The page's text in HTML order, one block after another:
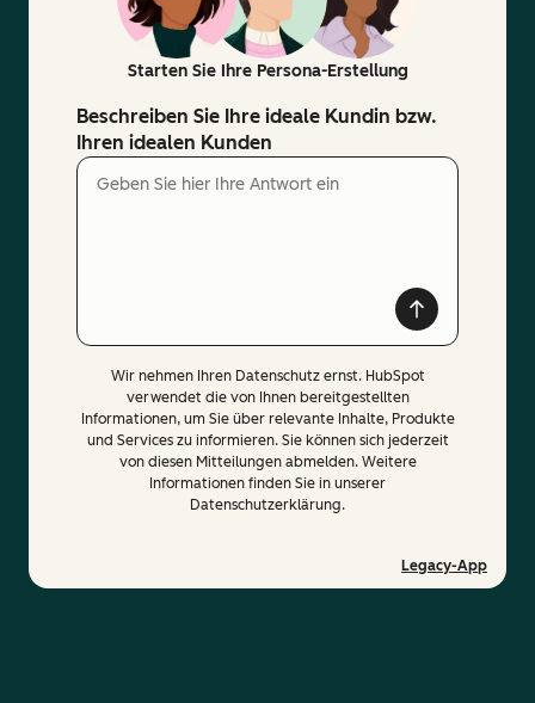
Starten Sie Ihre Persona-Erstellung
Beschreiben Sie Ihre ideale Kundin bzw.
Ihren idealen Kunden
Wir nehmen Ihren Datenschutz ernst. HubSpot
verwendet die von Ihnen bereitgestellten
Informationen, um Sie über relevante Inhalte, Produkte
und Services zu informieren. Sie können sich jederzeit
von diesen Mitteilungen abmelden. Weitere
Informationen finden Sie in unserer
Datenschutzerklärung.
Legacy-App